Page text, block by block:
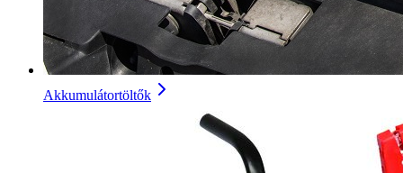
Akkumulátortöltők